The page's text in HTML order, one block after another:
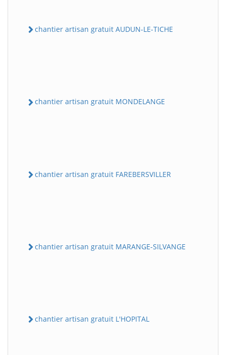
chantier artisan gratuit AUDUN-LE-TICHE
chantier artisan gratuit MONDELANGE
chantier artisan gratuit FAREBERSVILLER
chantier artisan gratuit MARANGE-SILVANGE
chantier artisan gratuit L'HOPITAL